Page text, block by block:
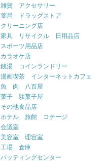
雑貨 アクセサリー
薬局 ドラッグストア
クリーニング店
家具 リサイクル 日用品店
スポーツ用品店
カラオケ店
銭湯 コインランドリー
漫画喫茶 インターネットカフェ
魚 肉 八百屋
菓子 駄菓子屋
その他食品店
ホテル 旅館 コテージ
会議室
美容室 理容室
工場 倉庫
バッティングセンター